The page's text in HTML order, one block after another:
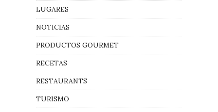
LUGARES
NOTICIAS
PRODUCTOS GOURMET
RECETAS
RESTAURANTS
TURISMO